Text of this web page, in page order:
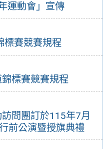
運動會」宣傳
標賽競賽規程
標賽競賽規程
問團訂於115年7月
前公演暨授旗典禮